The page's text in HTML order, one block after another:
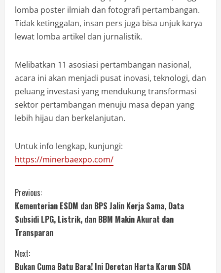
lomba poster ilmiah dan fotografi pertambangan.
Tidak ketinggalan, insan pers juga bisa unjuk karya
lewat lomba artikel dan jurnalistik.
Melibatkan 11 asosiasi pertambangan nasional,
acara ini akan menjadi pusat inovasi, teknologi, dan
peluang investasi yang mendukung transformasi
sektor pertambangan menuju masa depan yang
lebih hijau dan berkelanjutan.
Untuk info lengkap, kunjungi:
https://minerbaexpo.com/
Previous:
Kementerian ESDM dan BPS Jalin Kerja Sama, Data
Subsidi LPG, Listrik, dan BBM Makin Akurat dan
Transparan
Next:
Bukan Cuma Batu Bara! Ini Deretan Harta Karun SDA